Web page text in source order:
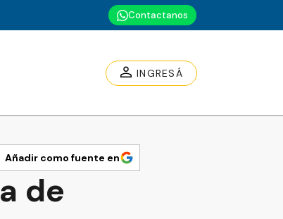
Contactanos
INGRESÁ
Añadir como fuente en
de